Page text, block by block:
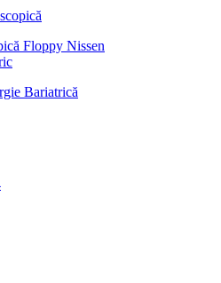
Floppy Nissen
Bariatrică